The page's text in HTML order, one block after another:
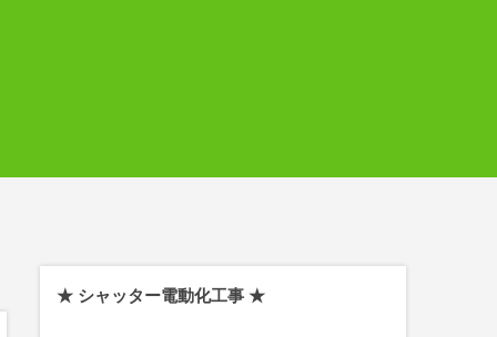
★ シャッター電動化工事 ★